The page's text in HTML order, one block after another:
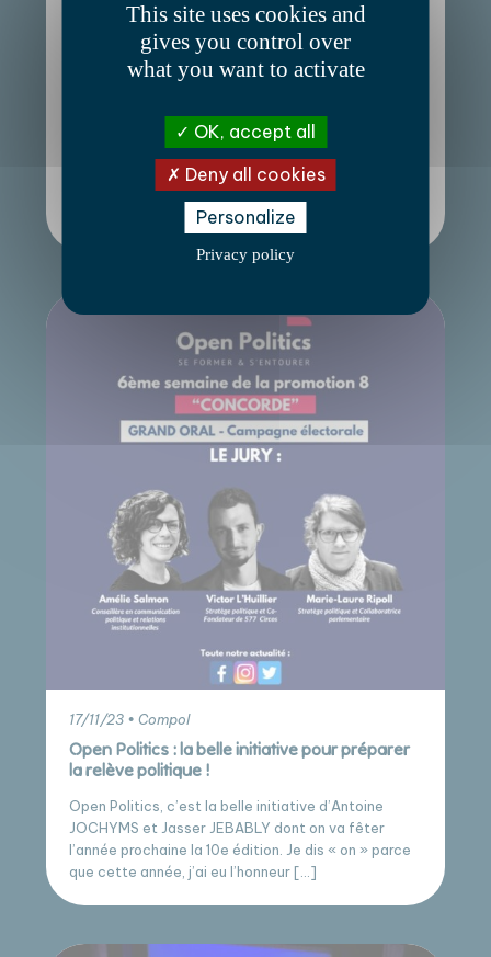
25/12/23 • Miscellanées
La B.A : adopter un bureau !
Des mois que je travaille sur une chaise de cuisine
vintage : en 2024, c’est fini ! Après plusieurs
semaines de recherche et d’hésitations quant au
modèle, une chose était […]
17/11/23 • Compol
Open Politics : la belle initiative pour préparer
la relève politique !
Open Politics, c’est la belle initiative d’Antoine
JOCHYMS et Jasser JEBABLY dont on va fêter
l’année prochaine la 10e édition. Je dis « on » parce
que cette année, j’ai eu l’honneur […]
This site uses cookies and
gives you control over
what you want to activate
OK, accept all
Deny all cookies
Personalize
Privacy policy